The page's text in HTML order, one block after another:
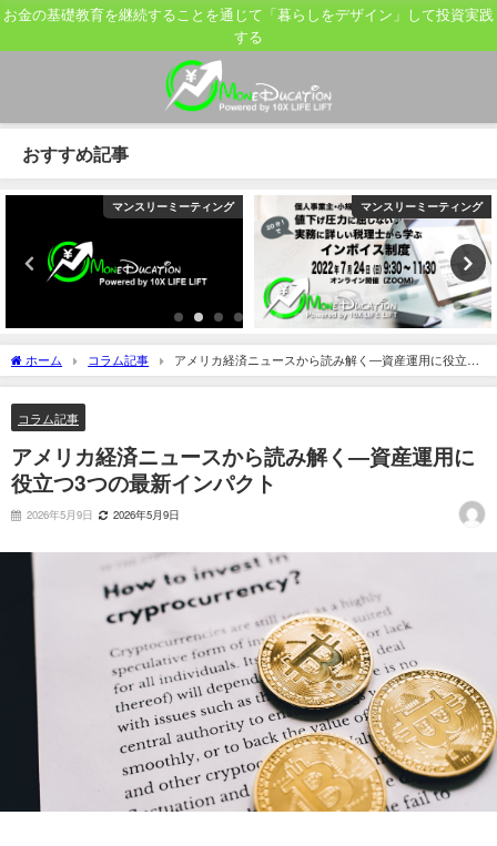
お金の基礎教育を継続することを通じて「暮らしをデザイン」して投資実践
する
おすすめ記事
マンスリーミーティング マンスリーミーティング
ホーム コラム記事
アメリカ経済ニュースから読み解く―資産運用に役立つ
3つの最新インパクト
コラム記事
アメリカ経済ニュースから読み解く―資産運用に
役立つ3つの最新インパクト
2026年5月9日 2026年5月9日